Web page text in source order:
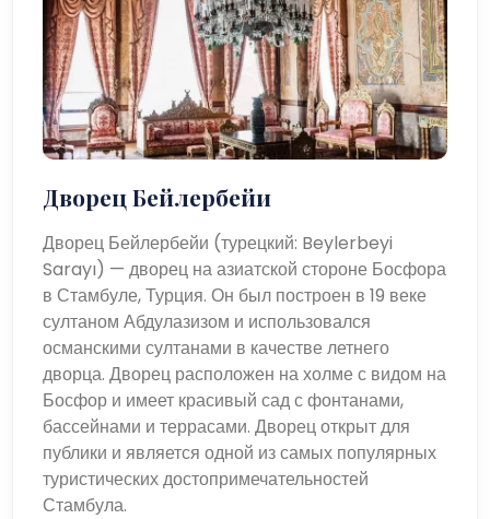
Дворец Бейлербейи
Дворец Бейлербейи (турецкий: Beylerbeyi
Sarayı) — дворец на азиатской стороне Босфора
в Стамбуле, Турция. Он был построен в 19 веке
султаном Абдулазизом и использовался
османскими султанами в качестве летнего
дворца. Дворец расположен на холме с видом на
Босфор и имеет красивый сад с фонтанами,
бассейнами и террасами. Дворец открыт для
публики и является одной из самых популярных
туристических достопримечательностей
Стамбула.